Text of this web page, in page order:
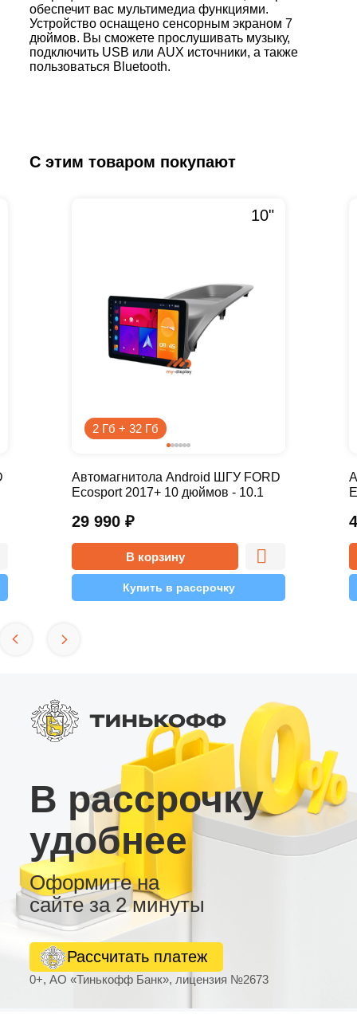
обеспечит вас мультимедиа функциями.
Устройство оснащено сенсорным экраном 7
дюймов. Вы сможете прослушивать музыку,
подключить USB или AUX источники, а также
пользоваться Bluetooth.
С этим товаром покупают
2 Гб + 32 Гб
10"
29 990 ₽
Автомагнитола Android ШГУ FORD
Ecosport 2017+ 10 дюймов - 10.1
В корзину
Купить в рассрочку
В рассрочку
удобнее
Оформите на
сайте за 2 минуты
0+, АО «Тинькофф Банк», лицензия №2673
Рассчитать платеж